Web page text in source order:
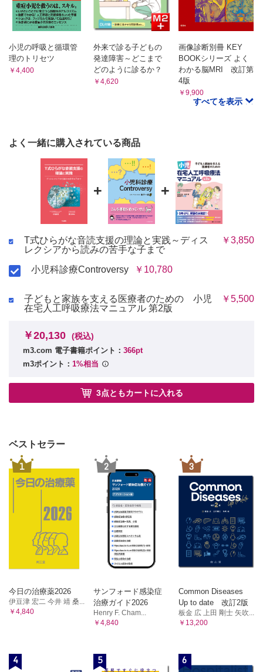
小児の呼吸と循環管
理のトリセツ
￥4,400
外来で診る子どもの
発達障害～どこまで
どのように診るか？
￥4,620
画像診断別冊 KEY
BOOKシリーズ よく
わかる脳MRI 改訂第
4版
￥9,900
すべてを表示
よく一緒に購入されている商品
+ +
T式ひらがな音読支援の理論と実践～ディス
レクシアから読みの苦手な子まで
￥3,850
小児科診療Controversy ￥10,780
子どもと家族を支える医療者のための 小児
在宅人工呼吸療法マニュアル 第2版
￥5,500
￥20,130 (税込)
m3.com 電子書籍ポイント： 366pt
m3ポイント： 1%相当
3点ともカートに入れる
ベストセラー
1
今日の治療薬2026
伊豆津 宏二 今井 靖 桑...
￥4,840
2
サンフォード感染症
治療ガイド2026
Henry F. Cham...
￥4,840
3
Common Diseases
Up to date 改訂2版
板金 広 上田 剛士 矢吹...
￥13,200
4 5 6